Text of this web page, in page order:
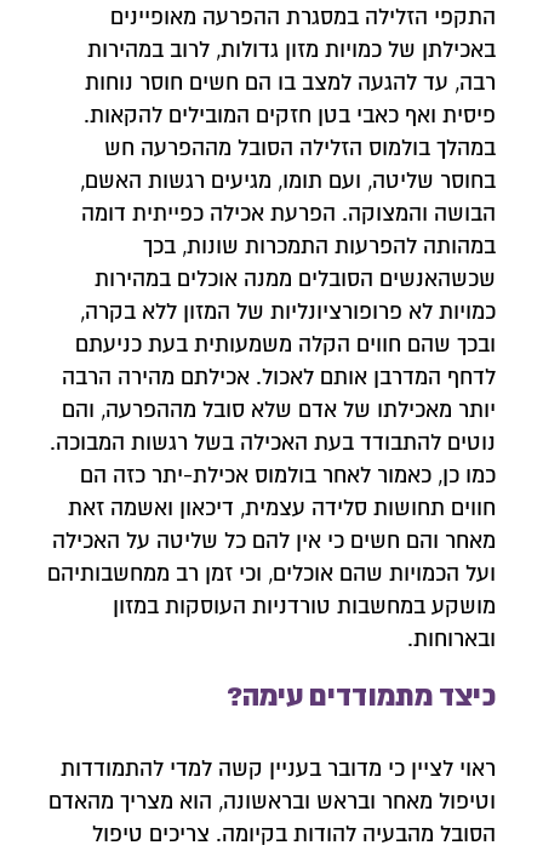
התקפי הזלילה במסגרת ההפרעה מאופיינים
באכילתן של כמויות מזון גדולות, לרוב במהירות
רבה, עד להגעה למצב בו הם חשים חוסר נוחות
פיסית ואף כאבי בטן חזקים המובילים להקאות.
במהלך בולמוס הזלילה הסובל מההפרעה חש
בחוסר שליטה, ועם תומו, מגיעים רגשות האשם,
הבושה והמצוקה. הפרעת אכילה כפייתית דומה
במהותה להפרעות התמכרות שונות, בכך
שכשהאנשים הסובלים ממנה אוכלים במהירות
כמויות לא פרופורציונליות של המזון ללא בקרה,
ובכך שהם חווים הקלה משמעותית בעת כניעתם
לדחף המדרבן אותם לאכול. אכילתם מהירה הרבה
יותר מאכילתו של אדם שלא סובל מההפרעה, והם
נוטים להתבודד בעת האכילה בשל רגשות המבוכה.
כמו כן, כאמור לאחר בולמוס אכילת-יתר כזה הם
חווים תחושות סלידה עצמית, דיכאון ואשמה זאת
מאחר והם חשים כי אין להם כל שליטה על האכילה
ועל הכמויות שהם אוכלים, וכי זמן רב ממחשבותיהם
מושקע במחשבות טורדניות העוסקות במזון
ובארוחות.
כיצד מתמודדים עימה?
ראוי לציין כי מדובר בעניין קשה למדי להתמודדות
וטיפול מאחר ובראש ובראשונה, הוא מצריך מהאדם
הסובל מהבעיה להודות בקיומה. צריכים טיפול